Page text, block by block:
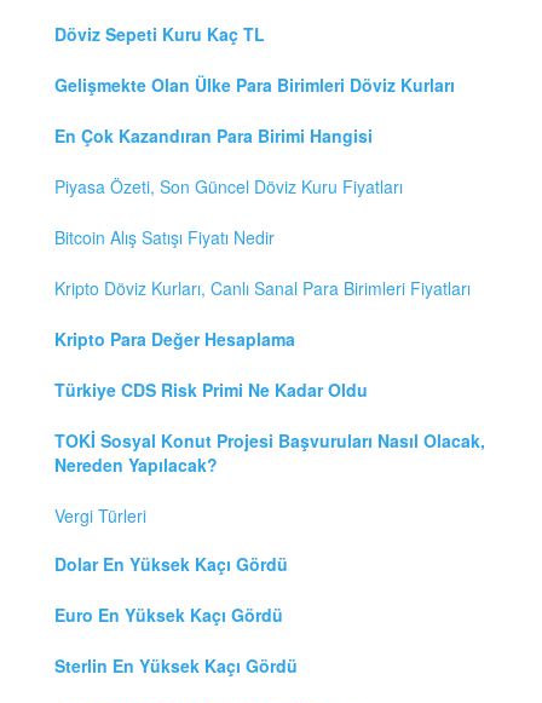
Döviz Sepeti Kuru Kaç TL
Gelişmekte Olan Ülke Para Birimleri Döviz Kurları
En Çok Kazandıran Para Birimi Hangisi
Piyasa Özeti, Son Güncel Döviz Kuru Fiyatları
Bitcoin Alış Satışı Fiyatı Nedir
Kripto Döviz Kurları, Canlı Sanal Para Birimleri Fiyatları
Kripto Para Değer Hesaplama
Türkiye CDS Risk Primi Ne Kadar Oldu
TOKİ Sosyal Konut Projesi Başvuruları Nasıl Olacak,
Nereden Yapılacak?
Vergi Türleri
Dolar En Yüksek Kaçı Gördü
Euro En Yüksek Kaçı Gördü
Sterlin En Yüksek Kaçı Gördü